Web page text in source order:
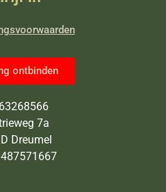
ontbinden
7a
Dreumel